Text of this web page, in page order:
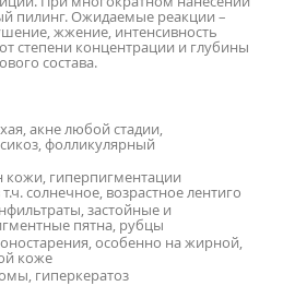
пилинг. Ожидаемые реакции –
жжение, интенсивность
степени концентрации и глубины
состава.
акне любой стадии,
фолликулярный
гиперпигментации
солнечное, возрастное лентиго
застойные и
пятна, рубцы
особенно на жирной,
коже
гиперкератоз